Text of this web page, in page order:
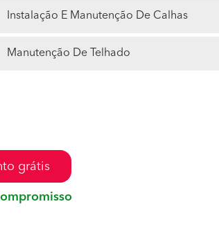
Instalação E Manutenção De Calhas
Manutenção De Telhado
grátis